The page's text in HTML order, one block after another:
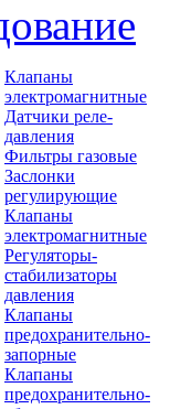
Клапаны
электромагнитные
Датчики реле-
давления
Фильтры газовые
Заслонки
регулирующие
Клапаны
электромагнитные
Регуляторы-
стабилизаторы
давления
Клапаны
предохранительно-
запорные
Клапаны
предохранительно-